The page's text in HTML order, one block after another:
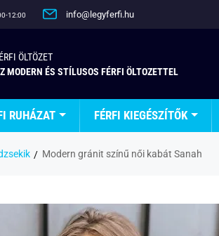
12:00 info@legyferfi.hu
ÖLTÖZET
MODERN ÉS STÍLUSOS FÉRFI ÖLTOZETTEL
RUHÁZAT FÉRFI KIEGÉSZÍTŐK
Modern gránit színű női kabát Sanah